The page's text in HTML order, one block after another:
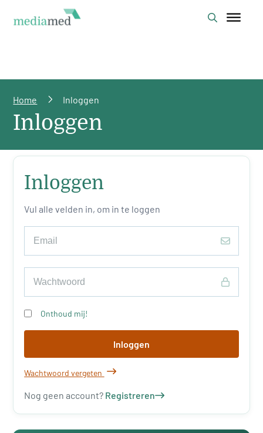
Home Inloggen
Inloggen
Inloggen
Vul alle velden in, om in te loggen
Onthoud mij!
Inloggen
Wachtwoord vergeten
Nog geen account? Registreren